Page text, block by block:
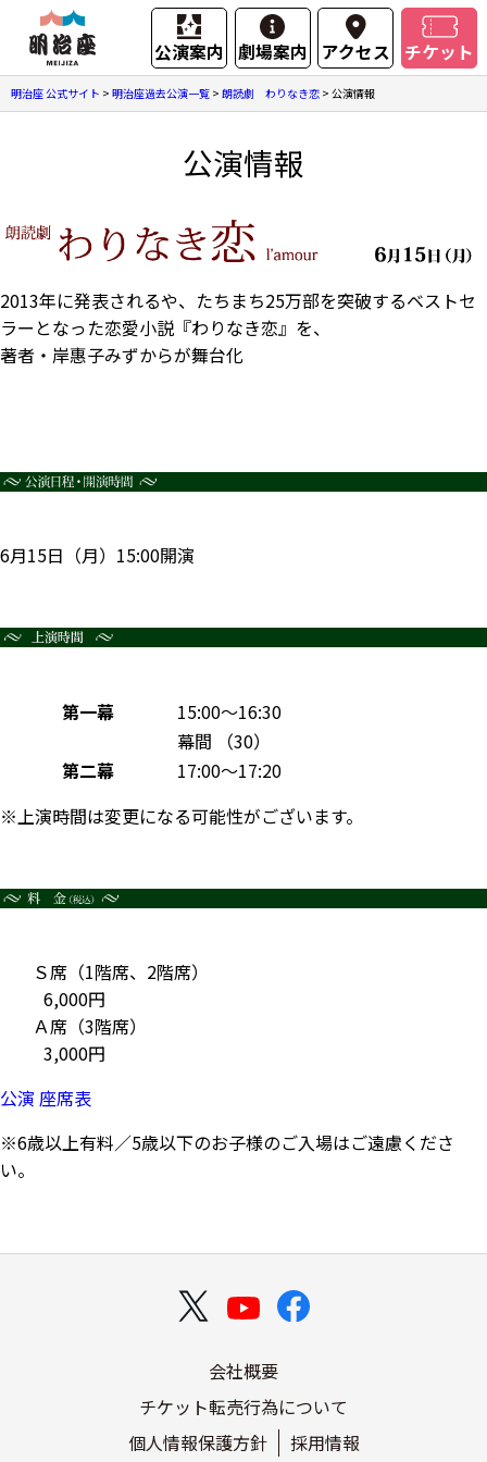
公演案内 劇場案内 アクセス チケット
明治座 公式サイト > 明治座過去公演一覧 > 朗読劇 わりなき恋 > 公演情報
公演情報
2013年に発表されるや、たちまち25万部を突破するベストセ
ラーとなった恋愛小説『わりなき恋』を、
著者・岸惠子みずからが舞台化
6月15日（月）15:00開演
第一幕
15:00～16:30
幕間 （30）
第二幕
17:00～17:20
※上演時間は変更になる可能性がございます。
Ｓ席（1階席、2階席）
6,000円
Ａ席（3階席）
3,000円
公演 座席表
※6歳以上有料／5歳以下のお子様のご入場はご遠慮くださ
い。
会社概要
チケット転売行為について
個人情報保護方針
採用情報